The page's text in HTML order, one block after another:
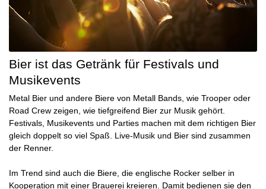
Bier ist das Getränk für Festivals und
Musikevents
Metal Bier und andere Biere von Metall Bands, wie Trooper oder
Road Crew zeigen, wie tiefgreifend Bier zur Musik gehört.
Festivals, Musikevents und Parties machen mit dem richtigen Bier
gleich doppelt so viel Spaß. Live-Musik und Bier sind zusammen
der Renner.
Im Trend sind auch die Biere, die englische Rocker selber in
Kooperation mit einer Brauerei kreieren. Damit bedienen sie den